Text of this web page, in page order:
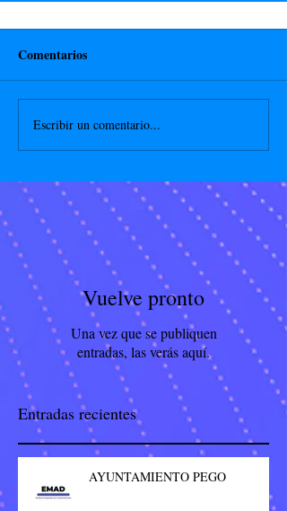
Comentarios
Escribir un comentario...
Vuelve pronto
Una vez que se publiquen
entradas, las verás aquí.
Entradas recientes
AYUNTAMIENTO PEGO